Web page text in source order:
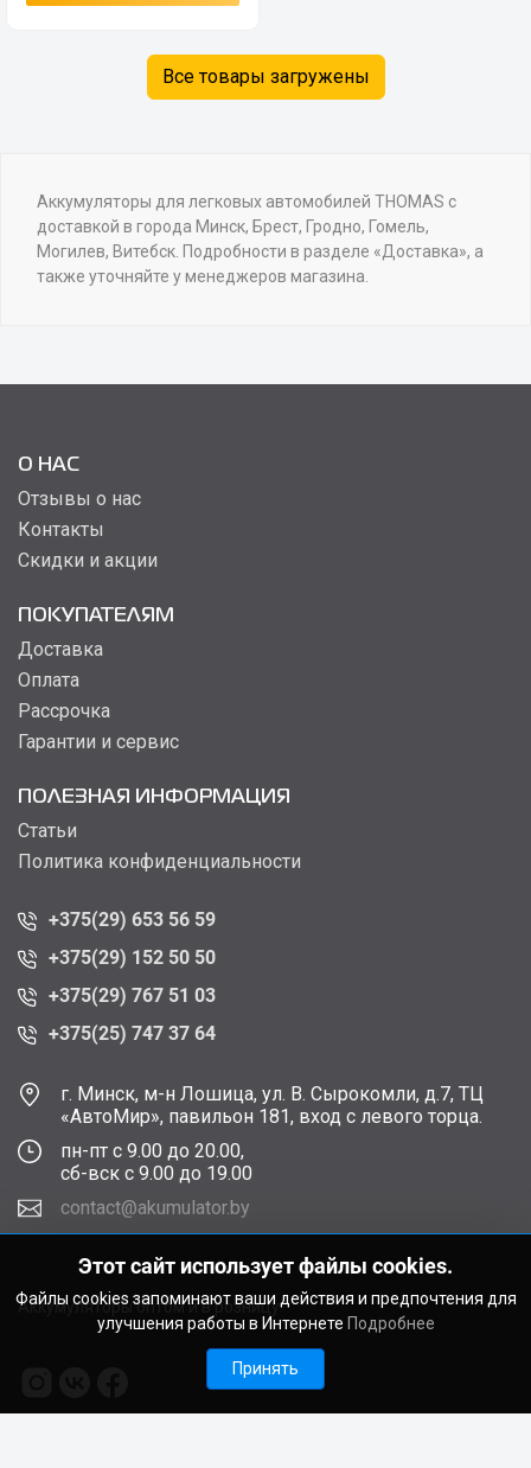
Все товары загружены
Аккумуляторы для легковых автомобилей THOMAS с
доставкой в города Минск, Брест, Гродно, Гомель,
Могилев, Витебск. Подробности в разделе «Доставка», а
также уточняйте у менеджеров магазина.
О НАС
Отзывы о нас
Контакты
Скидки и акции
ПОКУПАТЕЛЯМ
Доставка
Оплата
Рассрочка
Гарантии и сервис
ПОЛЕЗНАЯ ИНФОРМАЦИЯ
Статьи
Политика конфиденциальности
+375(29) 653 56 59
+375(29) 152 50 50
+375(29) 767 51 03
+375(25) 747 37 64
г. Минск, м-н Лошица, ул. В. Сырокомли, д.7, ТЦ
«АвтоМир», павильон 181, вход с левого торца.
пн-пт с 9.00 до 20.00,
сб-вск с 9.00 до 19.00
contact@akumulator.by
Аккумуляторы оптом и в розницу
Этот сайт использует файлы cookies.
Файлы cookies запоминают ваши действия и предпочтения для
улучшения работы в Интернете Подробнее
Принять